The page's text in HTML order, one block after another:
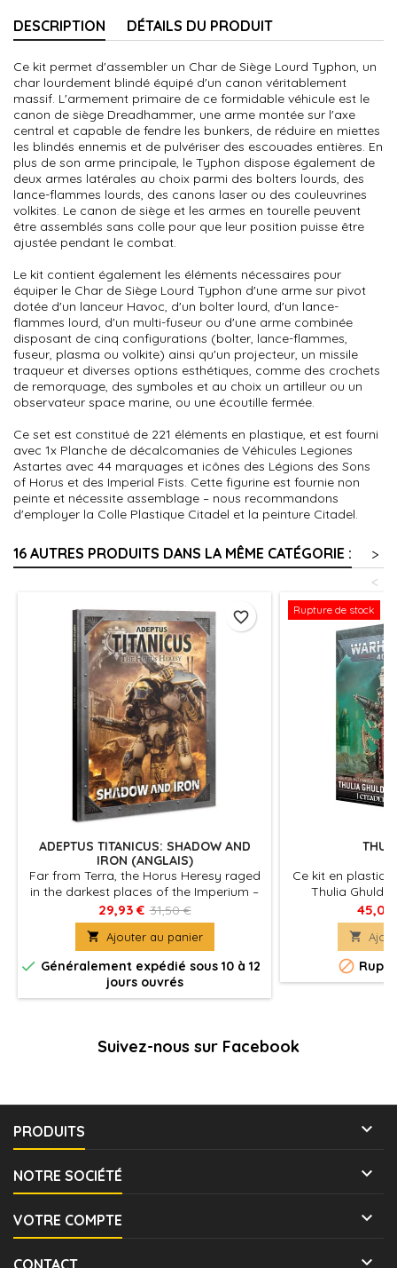
DESCRIPTION DÉTAILS DU PRODUIT
Ce kit permet d'assembler un Char de Siège Lourd Typhon, un
char lourdement blindé équipé d'un canon véritablement
massif. L'armement primaire de ce formidable véhicule est le
canon de siège Dreadhammer, une arme montée sur l'axe
central et capable de fendre les bunkers, de réduire en miettes
les blindés ennemis et de pulvériser des escouades entières. En
plus de son arme principale, le Typhon dispose également de
deux armes latérales au choix parmi des bolters lourds, des
lance-flammes lourds, des canons laser ou des couleuvrines
volkites. Le canon de siège et les armes en tourelle peuvent
être assemblés sans colle pour que leur position puisse être
ajustée pendant le combat.
Le kit contient également les éléments nécessaires pour
équiper le Char de Siège Lourd Typhon d'une arme sur pivot
dotée d'un lanceur Havoc, d'un bolter lourd, d'un lance-
flammes lourd, d'un multi-fuseur ou d'une arme combinée
disposant de cinq configurations (bolter, lance-flammes,
fuseur, plasma ou volkite) ainsi qu'un projecteur, un missile
traqueur et diverses options esthétiques, comme des crochets
de remorquage, des symboles et au choix un artilleur ou un
observateur space marine, ou une écoutille fermée.
Ce set est constitué de 221 éléments en plastique, et est fourni
avec 1x Planche de décalcomanies de Véhicules Legiones
Astartes avec 44 marquages et icônes des Légions des Sons
of Horus et des Imperial Fists. Cette figurine est fournie non
peinte et nécessite assemblage – nous recommandons
d'employer la Colle Plastique Citadel et la peinture Citadel.
16 AUTRES PRODUITS DANS LA MÊME CATÉGORIE :
>
<
ADEPTUS TITANICUS: SHADOW AND
IRON (ANGLAIS)
Far from Terra, the Horus Heresy raged
in the darkest places of the Imperium –
and some of the brightest. The 500
Worlds of Ultramar were a beacon of
hope and civilisation, and one that the
Traitors hoped to tear down as they
waged a Shadow Crusade across the
region. In response, the Imperial
Loyalists forged their own Crusade of
29,93 € 31,50 €
 Ajouter au panier
 Généralement expédié sous 10 à 12
jours ouvrés
favorite_border Rupture de stock
Ce kit en
Thulia Ghuld,
impitoyable
l'Adeptus
de
résonateur à
Jericho, elle
lourdement
45,00


Suivez-nous sur Facebook
PRODUITS 
NOTRE SOCIÉTÉ 
VOTRE COMPTE 
CONTACT 